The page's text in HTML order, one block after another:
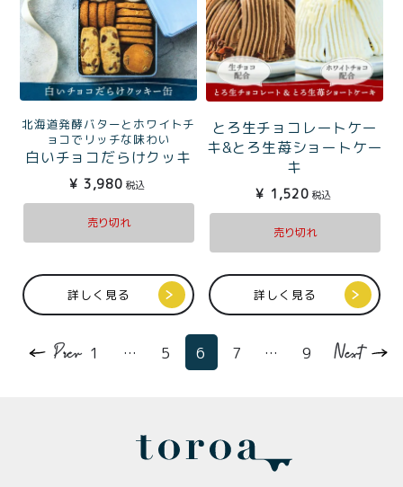
北海道発酵バターとホワイトチ
ョコでリッチな味わい
白いチョコだらけクッキ
ー缶
¥ 3,980 税込
売り切れ
詳しく見る
とろ生チョコレートケー
キ&とろ生苺ショートケー
キ
¥ 1,520 税込
売り切れ
詳しく見る
1 … 5 6 7 … 9